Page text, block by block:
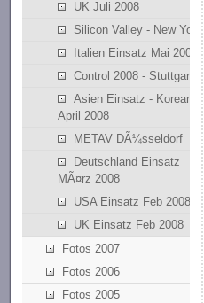
UK Juli 2008
Silicon Valley - New York
Italien Einsatz Mai 2008
Control 2008 - Stuttgart
Asien Einsatz - Korean
April 2008
METAV DÃ¼sseldorf
Deutschland Einsatz
MÃ¤rz 2008
USA Einsatz Feb 2008
UK Einsatz Feb 2008
Fotos 2007
Fotos 2006
Fotos 2005